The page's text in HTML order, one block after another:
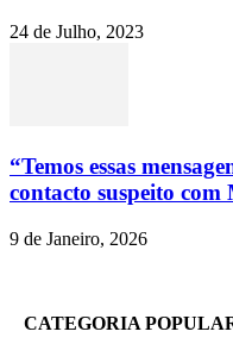
24 de Julho, 2023
“Temos essas
contacto suspeito com
9 de Janeiro, 2026
CATEGORIA